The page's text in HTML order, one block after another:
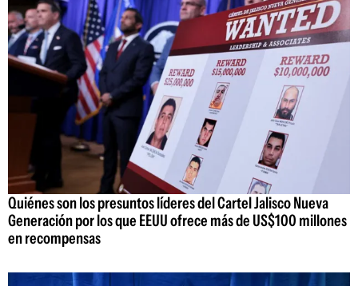
Quiénes son los presuntos líderes del Cartel Jalisco Nueva
Generación por los que EEUU ofrece más de US$100 millones
en recompensas